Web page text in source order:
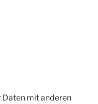
mit anderen